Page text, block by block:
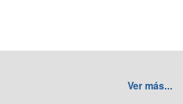
Ver más...